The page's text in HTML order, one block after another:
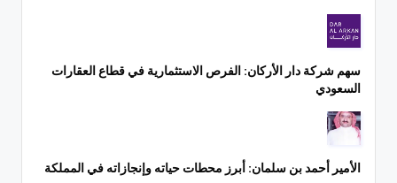
سهم شركة دار الأركان: الفرص الاستثمارية في قطاع العقارات
السعودي
الأمير أحمد بن سلمان: أبرز محطات حياته وإنجازاته في المملكة